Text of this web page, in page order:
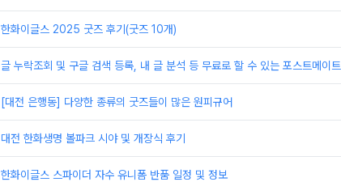
한화이글스 2025 굿즈 후기(굿즈 10개)
글 누락조회 및 구글 검색 등록, 내 글 분석 등 무료로 할 수 있는 포스트메이트
[대전 은행동] 다양한 종류의 굿즈들이 많은 원피규어
대전 한화생명 볼파크 시야 및 개장식 후기
한화이글스 스파이더 자수 유니폼 반품 일정 및 정보